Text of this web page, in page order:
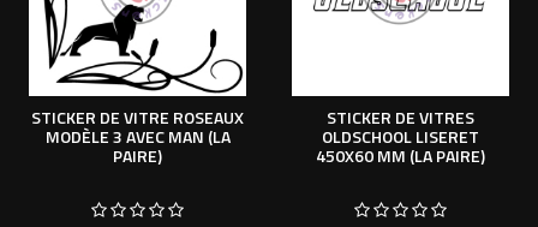
STICKER DE VITRE ROSEAUX
MODÈLE 3 AVEC MAN (LA
PAIRE)
STICKER DE VITRES
OLDSCHOOL LISERET
450X60 MM (LA PAIRE)